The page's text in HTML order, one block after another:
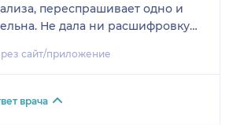
переспрашивает одно и
Не дала ни расшифровку
что вы сохраните даже
сайт/приложение
врача